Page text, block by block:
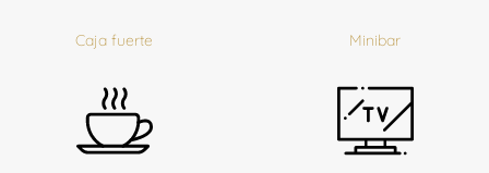
Caja fuerte Minibar